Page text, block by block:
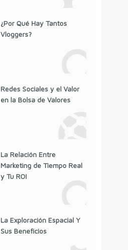
¿Por Qué Hay Tantos
Vloggers?
Redes Sociales y el Valor
en la Bolsa de Valores
La Relación Entre
Marketing de Tiempo Real
y Tu ROI
La Exploración Espacial Y
Sus Beneficios